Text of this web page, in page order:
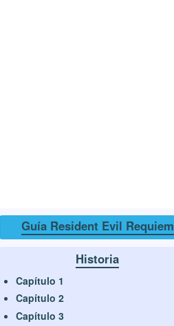
Guía Resident Evil Requiem
Historia
Capítulo 1
Capítulo 2
Capítulo 3